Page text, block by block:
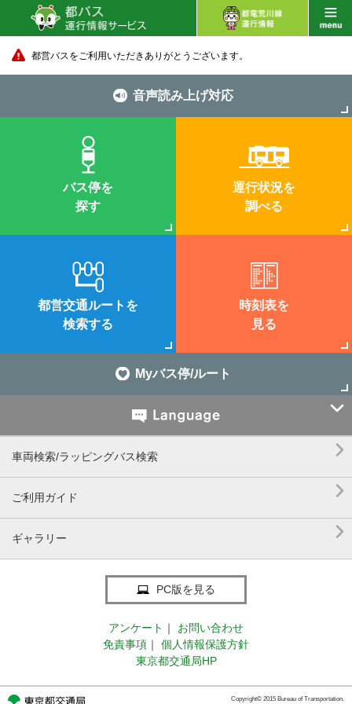
都営バスをご利用いただきありがとうございます。
音声読み上げ対応
バス停を
探す
運行状況を
調べる
都営交通ルートを
検索する
時刻表を
見る
Myバス停/ルート

車両検索/ラッピングバス検索 
ご利用ガイド 
ギャラリー 
PC版を見る
アンケート ｜
お問い合わせ
免責事項 ｜
個人情報保護方針
東京都交通局HP
Copyright© 2015 Bureau of Transportation.